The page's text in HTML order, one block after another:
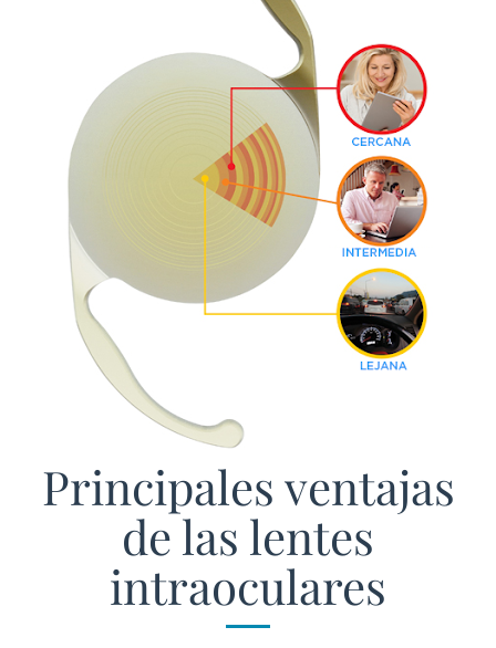
Principales ventajas
de las lentes
intraoculares